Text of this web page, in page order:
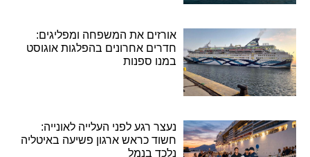
אורזים את המשפחה ומפליגים:
חדרים אחרונים בהפלגות אוגוסט
במנו ספנות
נעצר רגע לפני העלייה לאונייה:
חשוד כראש ארגון פשיעה באיטליה
נלכד בנמל